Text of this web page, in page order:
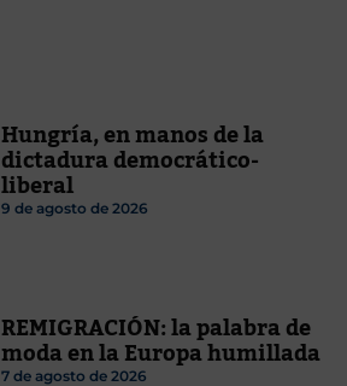
Hungría, en manos de la
dictadura democrático-
liberal
9 de agosto de 2026
REMIGRACIÓN: la palabra de
moda en la Europa humillada
7 de agosto de 2026